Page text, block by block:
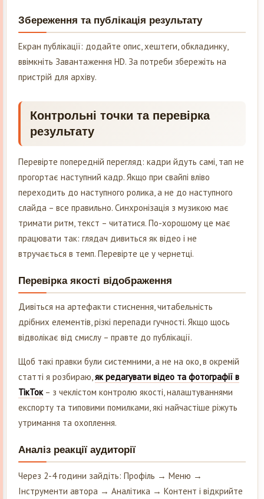
Збереження та публікація результату
Екран публікації: додайте опис, хештеги, обкладинку,
ввімкніть Завантаження HD. За потреби збережіть на
пристрій для архіву.
Контрольні точки та перевірка
результату
Перевірте попередній перегляд: кадри йдуть самі, тап не
прогортає наступний кадр. Якщо при свайпі вліво
переходить до наступного ролика, а не до наступного
слайда – все правильно. Синхронізація з музикою має
тримати ритм, текст – читатися. По-хорошому це має
працювати так: глядач дивиться як відео і не
втручається в темп. Перевірте це у чернетці.
Перевірка якості відображення
Дивіться на артефакти стиснення, читабельність
дрібних елементів, різкі перепади гучності. Якщо щось
відволікає від смислу – правте до публікації.
Щоб такі правки були системними, а не на око, в окремій
статті я розбираю,як редагувати відео та фотографії в
ТікТок– з чеклістом контролю якості, налаштуваннями
експорту та типовими помилками, які найчастіше ріжуть
утримання та охоплення.
Аналіз реакції аудиторії
Через 2-4 години зайдіть: Профіль → Меню →
Інструменти автора → Аналітика → Контент і відкрийте